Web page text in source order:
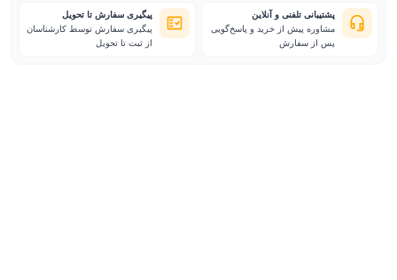
پشتیبانی تلفنی و آنلاین
مشاوره پیش از خرید و پاسخ‌گویی
پس از سفارش
پیگیری سفارش تا تحویل
پیگیری سفارش توسط کارشناسان
از ثبت تا تحویل